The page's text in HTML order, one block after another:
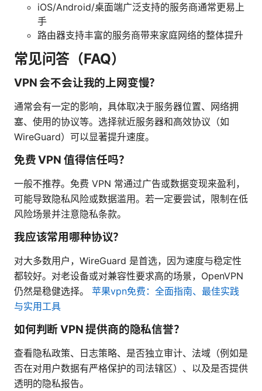
iOS/Android/桌面端广泛支持的服务商通常更易上
手
路由器支持丰富的服务商带来家庭网络的整体提升
常见问答（FAQ）
VPN 会不会让我的上网变慢？
通常会有一定的影响，具体取决于服务器位置、网络拥
塞、使用的协议等。选择就近服务器和高效协议（如
WireGuard）可以显著提升速度。
免费 VPN 值得信任吗？
一般不推荐。免费 VPN 常通过广告或数据变现来盈利，
可能导致隐私风险或数据滥用。若一定要尝试，限制在低
风险场景并注意隐私条款。
我应该常用哪种协议？
对大多数用户，WireGuard 是首选，因为速度与稳定性
都较好。对老设备或对兼容性要求高的场景，OpenVPN
仍然是稳健选择。 苹果vpn免费：全面指南、最佳实践
与实用工具
如何判断 VPN 提供商的隐私信誉？
查看隐私政策、日志策略、是否独立审计、法域（例如是
否在对用户数据有严格保护的司法辖区）、以及是否提供
透明的隐私报告。